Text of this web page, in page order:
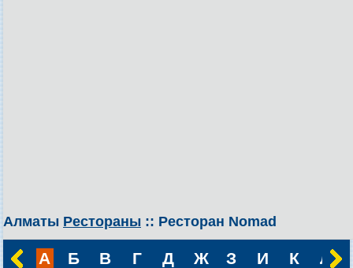
Алматы Рестораны :: Ресторан Nomad
А Б В Г Д Ж З И К Л